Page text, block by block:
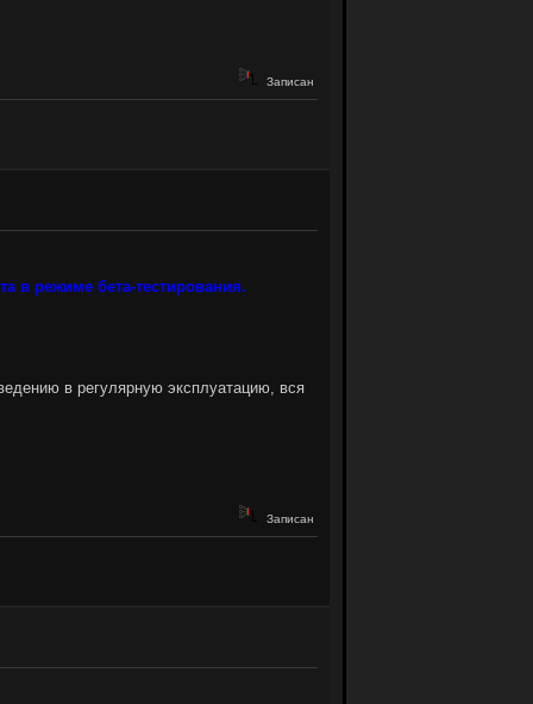
Записан
в режиме бета-тестирования.
в регулярную эксплуатацию, вся
Записан